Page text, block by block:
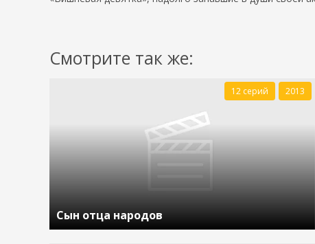
Смотрите так же:
Сын отца народов
12 серий 2013